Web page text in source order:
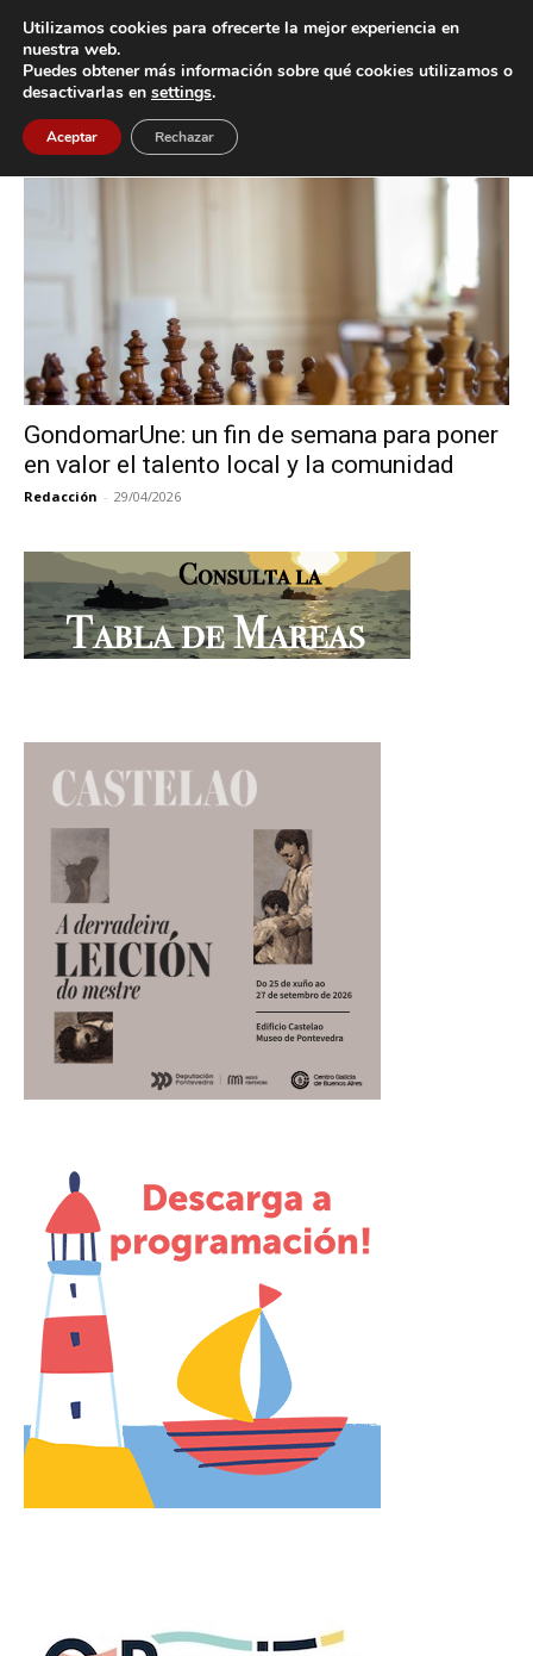
Inicio Etiquetas Gondomarune
Etiqueta: Gondomarune
GondomarUne: un fin de semana para poner
en valor el talento local y la comunidad
Redacción - 29/04/2026
Utilizamos cookies para ofrecerte la mejor experiencia en
nuestra web.
Puedes obtener más información sobre qué cookies utilizamos o
desactivarlas en settings.
Aceptar Rechazar